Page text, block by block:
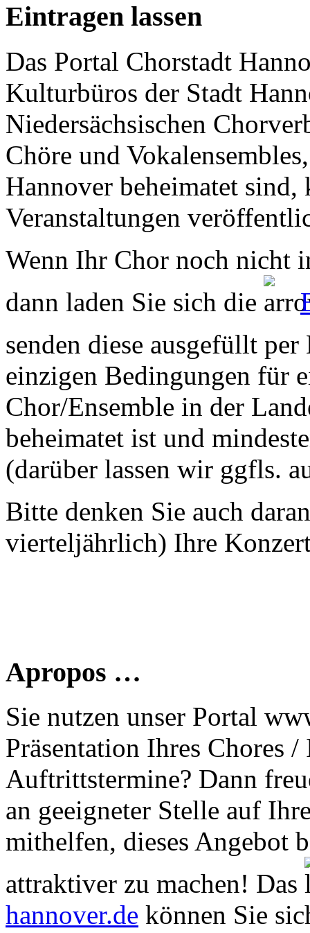
Eintragen lassen
Das Portal Chorstadt
Kulturbüros der Stadt
Niedersächsischen
Chöre und
Hannover beheimatet sind,
Veranstaltungen
Wenn Ihr Chor noch nicht
dann laden Sie sich die
senden diese ausgefüllt
einzigen Bedingungen für
Chor/Ensemble in der
beheimatet ist und
(darüber lassen wir ggfls.
Bitte denken Sie auch
vierteljährlich) Ihre
Apropos …
Sie nutzen unser Portal
Präsentation Ihres Chores
Auftrittstermine? Dann
an geeigneter Stelle auf
mithelfen, dieses Angebot
attraktiver zu machen! Das
hannover.de können Sie